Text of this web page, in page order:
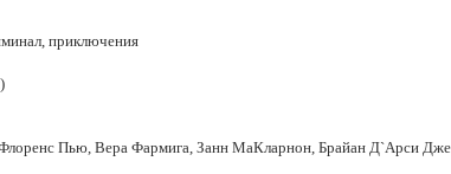
приключения
Пью, Вера Фармига, Занн МаКларнон, Брайан Д`Арси